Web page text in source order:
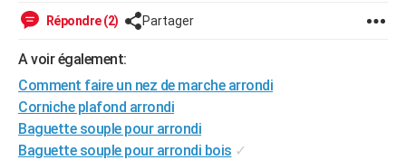
Guides de France
Escapades
Patrimoine
Expositions
Musées
Week-end nature
Art de vivre
Bien-être
Loisirs
Mode
Modes de vie
Alimentation
Guide de la santé
Maladies
Médicaments
Sommeil
VOYAGE
Destinations
City break
Voyage nature
Voyage de noces
Forum
Climat
PHOTO
Répondre (2) Partager
A voir également:
Comment faire un nez de marche arrondi
Corniche plafond arrondi
Baguette souple pour arrondi
Baguette souple pour arrondi bois ✓